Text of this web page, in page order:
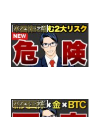
バフェット太郎
バフェット太郎